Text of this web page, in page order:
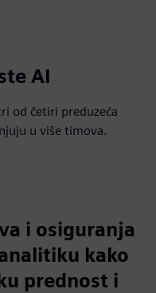
AI
od četiri preduzeća
u više timova.
i osiguranja
kako
prednost i